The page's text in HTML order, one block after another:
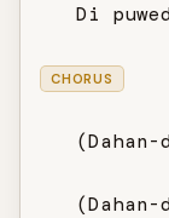
Di
CHORUS
(Dahan-
(Dahan-